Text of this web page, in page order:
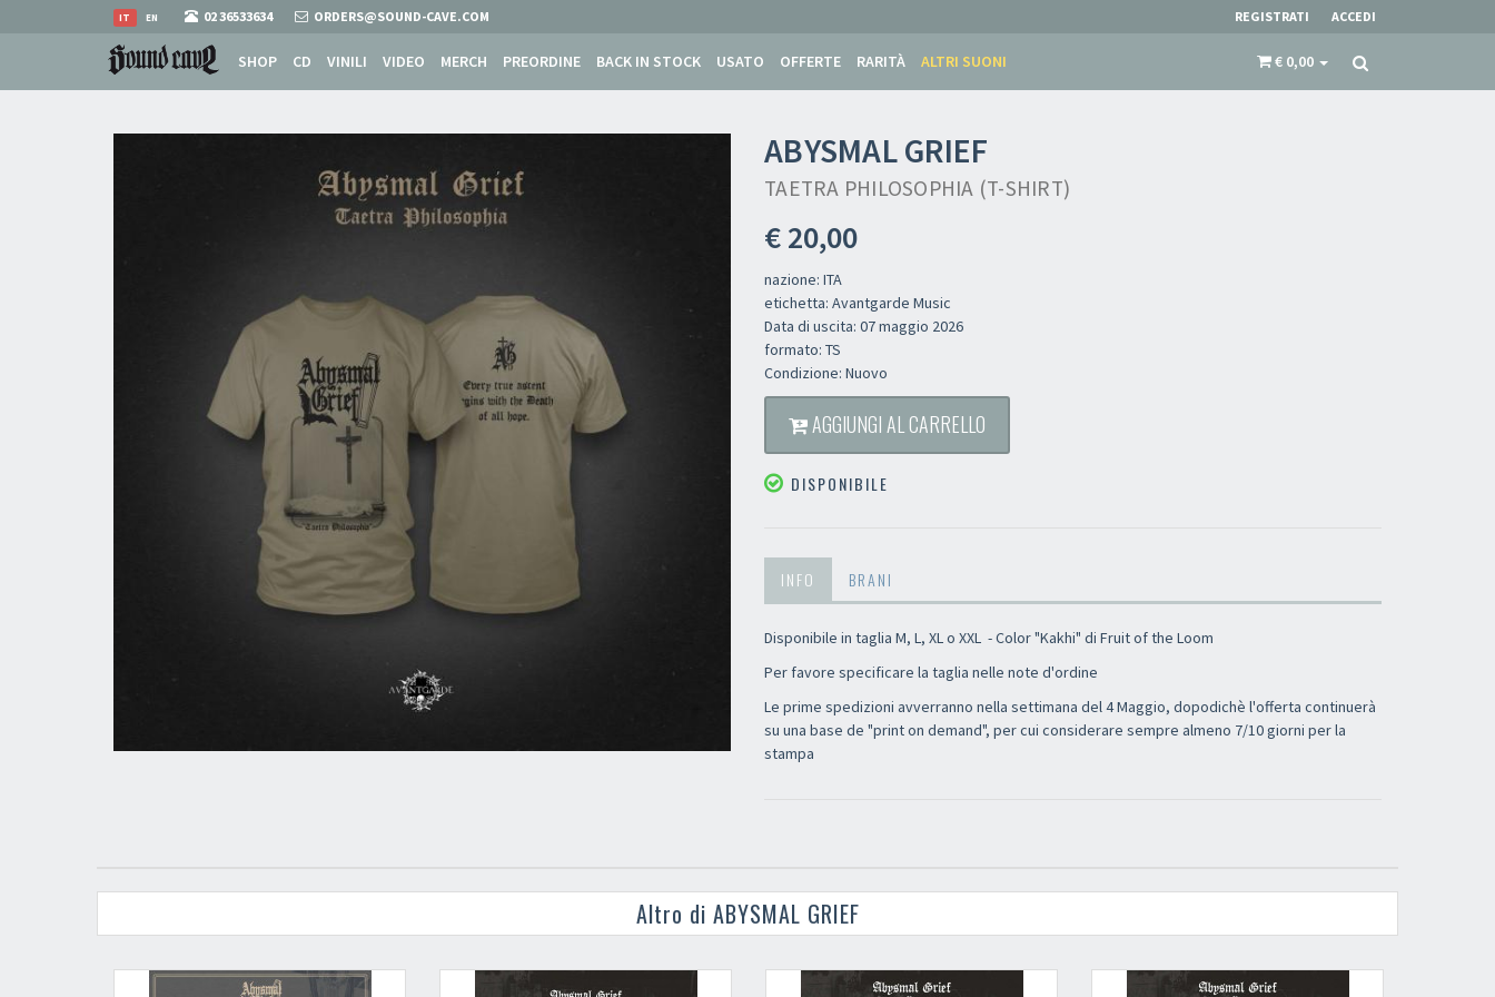
EN
IT 02 36533634 ORDERS@SOUND-CAVE.COM REGISTRATI ACCEDI
SHOP CD VINILI VIDEO MERCH PREORDINE BACK IN STOCK USATO OFFERTE RARITÀ ALTRI SUONI € 0,00
ABYSMAL GRIEF
TAETRA PHILOSOPHIA (T-SHIRT)
€ 20,00
nazione: ITA
etichetta: Avantgarde Music
Data di uscita: 07 maggio 2026
formato: TS
Condizione: Nuovo
AGGIUNGI AL CARRELLO
DISPONIBILE
INFO BRANI
Disponibile in taglia M, L, XL o XXL - Color "Kakhi" di Fruit of the Loom
Per favore specificare la taglia nelle note d'ordine
Le prime spedizioni avverranno nella settimana del 4 Maggio, dopodichè l'offerta continuerà
su una base de "print on demand", per cui considerare sempre almeno 7/10 giorni per la
stampa
Altro di ABYSMAL GRIEF